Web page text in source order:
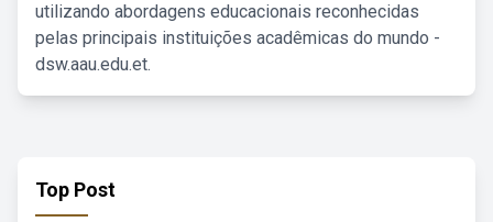
utilizando abordagens educacionais reconhecidas
pelas principais instituições acadêmicas do mundo -
dsw.aau.edu.et.
Top Post